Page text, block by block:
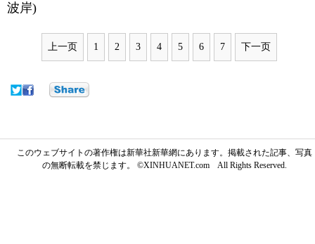
波岸)
上一页 1 2 3 4 5 6 7 下一页
このウェブサイトの著作権は新華社新華網にあります。掲載された記事、写真
の無断転載を禁じます。 ©XINHUANET.com All Rights Reserved.